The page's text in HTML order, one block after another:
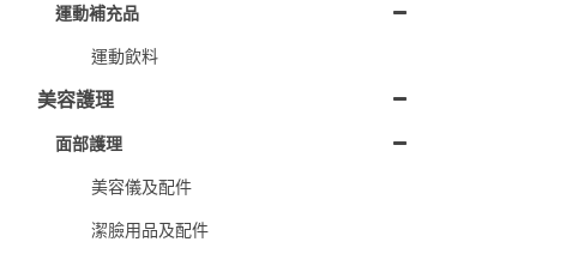
運動補充品
運動飲料
美容護理
面部護理
美容儀及配件
潔臉用品及配件